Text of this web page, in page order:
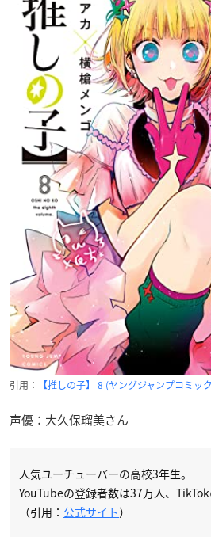
引用： 【推しの子】 8 (ヤングジャンプコミッ
声優：大久保瑠美さん
人気ユーチューバーの高校3年生。
YouTubeの登録者数は37万人、
（引用： 公式サイト）